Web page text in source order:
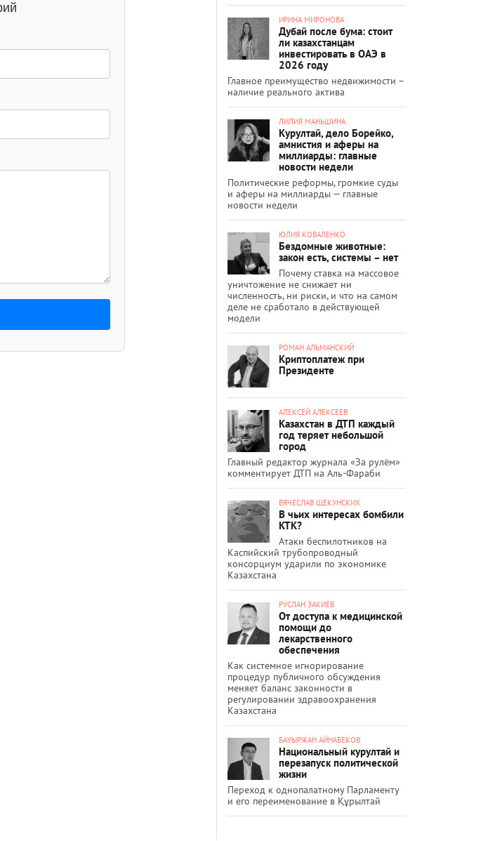
ИРИНА МИРОНОВА
Дубай после бума: стоит
ли казахстанцам
инвестировать в ОАЭ в
2026 году
Главное преимущество недвижимости –
наличие реального актива
ЛИЛИЯ МАНЬШИНА
Курултай, дело Борейко,
амнистия и аферы на
миллиарды: главные
новости недели
Политические реформы, громкие суды
и аферы на миллиарды — главные
новости недели
ЮЛИЯ КОВАЛЕНКО
Бездомные животные:
закон есть, системы – нет
Почему ставка на массовое
уничтожение не снижает ни
численность, ни риски, и что на самом
деле не сработало в действующей
модели
РОМАН АЛЬМАНСКИЙ
Криптоплатеж при
Президенте
АЛЕКСЕЙ АЛЕКСЕЕВ
Казахстан в ДТП каждый
год теряет небольшой
город
Главный редактор журнала «За рулём»
комментирует ДТП на Аль-Фараби
ВЯЧЕСЛАВ ЩЕКУНСКИХ
В чьих интересах бомбили
КТК?
Атаки беспилотников на
Каспийский трубопроводный
консорциум ударили по экономике
Казахстана
РУСЛАН ЗАКИЕВ
От доступа к медицинской
помощи до
лекарственного
обеспечения
Как системное игнорирование
процедур публичного обсуждения
меняет баланс законности в
регулировании здравоохранения
Казахстана
БАУЫРЖАН АЙНАБЕКОВ
Национальный курултай и
перезапуск политической
жизни
Переход к однопалатному Парламенту
и его переименование в Құрылтай